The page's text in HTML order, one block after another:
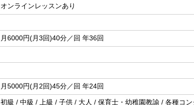
オンラインレッスンあり
月6000円(月3回)40分／回 年36回
月5000円(月2回)45分／回 年24回
初級 / 中級 / 上級 / 子供 / 大人 / 保育士・幼稚園教諭 / 各種コ